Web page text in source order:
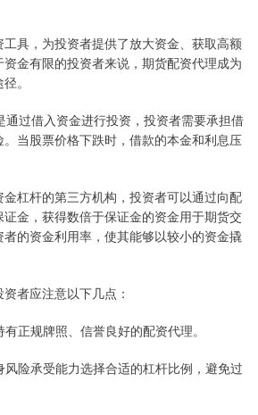
具，为投资者提供了放大资金、获取高额
金有限的投资者来说，期货配资代理成为
。
通过借入资金进行投资，投资者需要承担借
当股票价格下跌时，借款的本金和利息压
杠杆的第三方机构，投资者可以通过向配
金，获得数倍于保证金的资金用于期货交
的资金利用率，使其能够以较小的资金撬
者应注意以下几点：
正规牌照、信誉良好的配资代理。
风险承受能力选择合适的杠杆比例，避免过